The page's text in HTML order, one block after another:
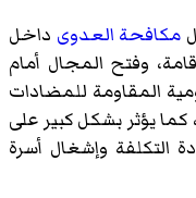
مكافحة العدوى داخل
وفتح المجال أمام
المقاومة للمضادات
كما يؤثر بشكل كبير على
التكلفة وإشغال أسرة